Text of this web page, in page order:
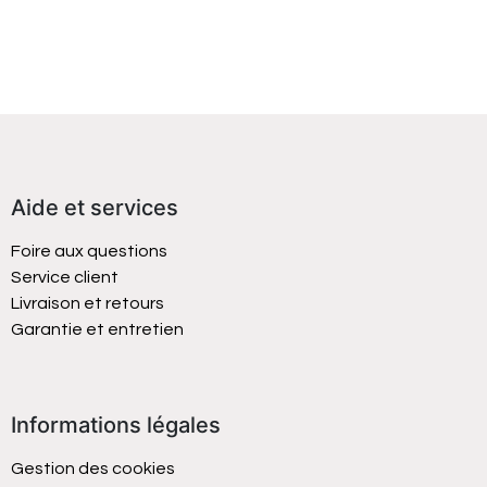
Aide et services
Foire aux questions
Service client
Livraison et retours
Garantie et entretien
Informations légales
Gestion des cookies